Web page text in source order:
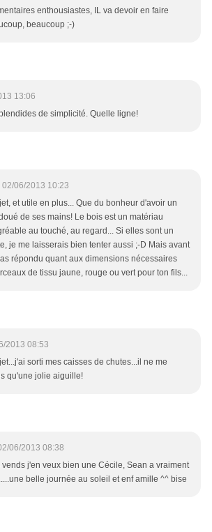
enthousiastes, IL va devoir en faire
beaucoup ;-)
13:06
de simplicité. Quelle ligne!
02/06/2013 10:23
et utile en plus... Que du bonheur d'avoir un
de ses mains! Le bois est un matériau
au touché, au regard... Si elles sont un
je me laisserais bien tenter aussi ;-D Mais avant
répondu quant aux dimensions nécessaires
de tissu jaune, rouge ou vert pour ton fils...
2013 08:53
sorti mes caisses de chutes...il ne me
qu'une jolie aiguille!
06/2013 08:38
vends j'en veux bien une Cécile, Sean a vraiment
belle journée au soleil et enf amille ^^ bise